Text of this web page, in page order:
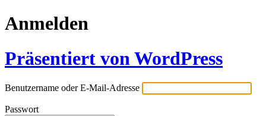
Anmelden
Präsentiert von WordPress
Benutzername oder E-Mail-Adresse
Passwort